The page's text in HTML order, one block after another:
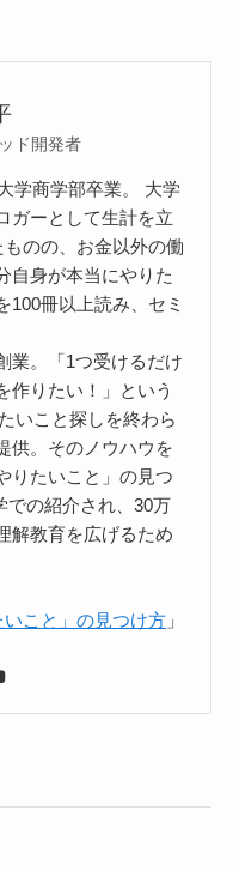
ド開発者
学商学部卒業。 大学
ガーとして生計を立
のの、お金以外の働
自身が本当にやりた
100冊以上読み、セミ
業。「1つ受けるだけ
作りたい！」という
いこと探しを終わら
供。そのノウハウを
りたいこと」の見つ
での紹介され、30万
解教育を広げるため
こと」の見つけ方 」